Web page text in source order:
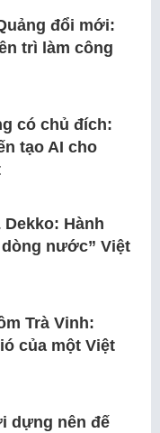
đổi mới:
trì làm công
có chủ đích:
tạo AI cho
Dekko: Hành
nước” Việt
Trà Vinh:
của một Việt
dựng nên đế